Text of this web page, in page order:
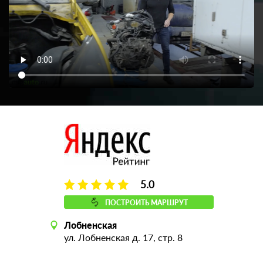
5.0
ПОСТРОИТЬ МАРШРУТ
Лобненская
ул. Лобненская д. 17, стр. 8